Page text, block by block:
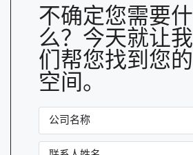
不确定您需要什
么？今天就让我
们帮您找到您的
空间。